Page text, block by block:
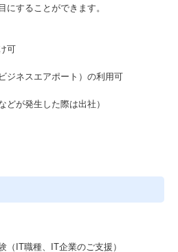
にすることができます。
可
ジネスエアポート）の利用可
どが発生した際は出社）
（IT職種、IT企業のご支援）